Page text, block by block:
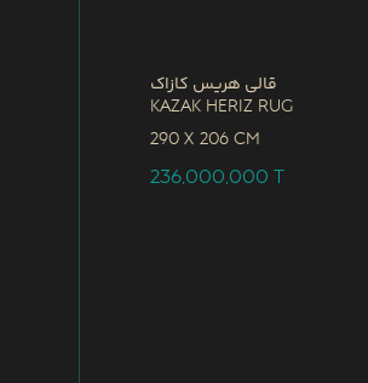
قالی هریس کازاک
Kazak Heriz Rug
290 x 206 CM
236,000,000T